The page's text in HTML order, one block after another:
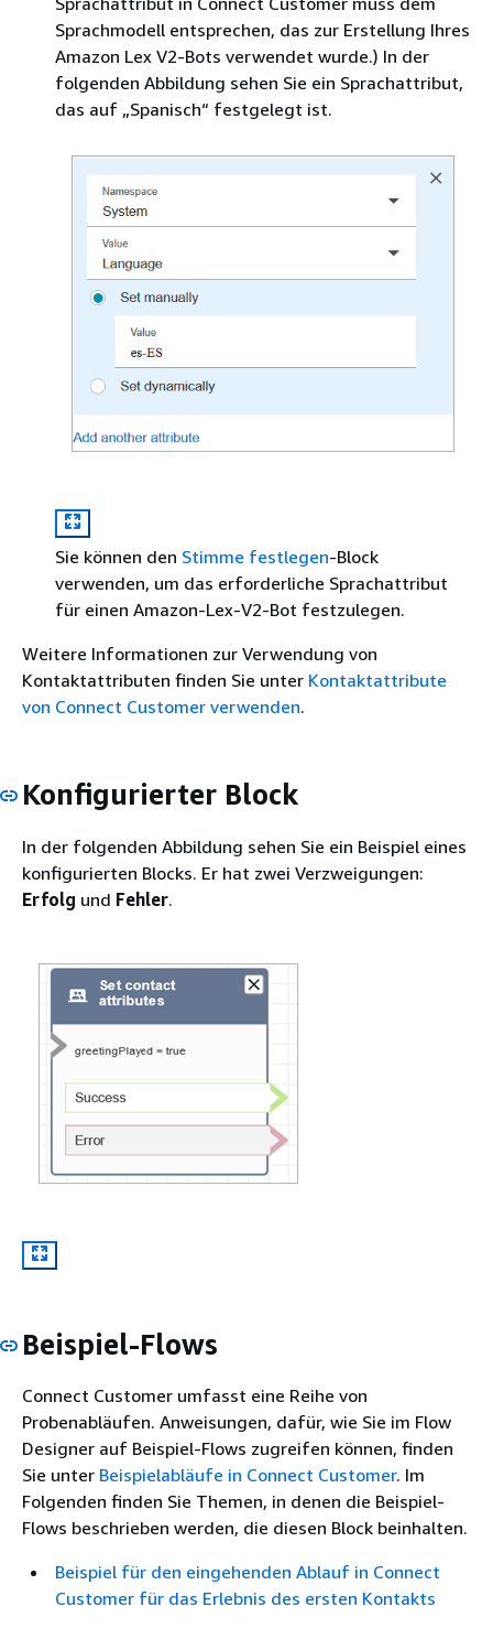
Sprachmodell entsprechen, das zur Erstellung Ihres
Amazon Lex V2-Bots verwendet wurde.) In der
folgenden Abbildung sehen Sie ein Sprachattribut,
das auf „Spanisch“ festgelegt ist.
Sie können den Stimme festlegen-Block
verwenden, um das erforderliche Sprachattribut
für einen Amazon-Lex-V2-Bot festzulegen.
Weitere Informationen zur Verwendung von
Kontaktattributen finden Sie unter Kontaktattribute
von Connect Customer verwenden.
Konfigurierter Block
In der folgenden Abbildung sehen Sie ein Beispiel eines
konfigurierten Blocks. Er hat zwei Verzweigungen:
Erfolg und Fehler.
Beispiel-Flows
Connect Customer umfasst eine Reihe von
Probenabläufen. Anweisungen, dafür, wie Sie im Flow
Designer auf Beispiel-Flows zugreifen können, finden
Sie unter Beispielabläufe in Connect Customer. Im
Folgenden finden Sie Themen, in denen die Beispiel-
Flows beschrieben werden, die diesen Block beinhalten.
Beispiel für den eingehenden Ablauf in Connect
Customer für das Erlebnis des ersten Kontakts